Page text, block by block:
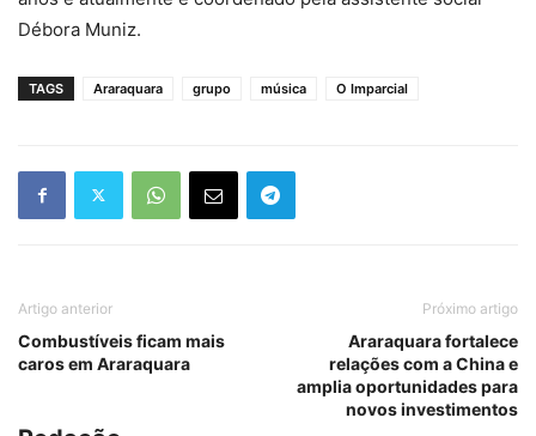
Débora Muniz.
TAGS Araraquara grupo música O Imparcial
Artigo anterior
Combustíveis ficam mais
caros em Araraquara
Próximo artigo
Araraquara fortalece
relações com a China e
amplia oportunidades para
novos investimentos